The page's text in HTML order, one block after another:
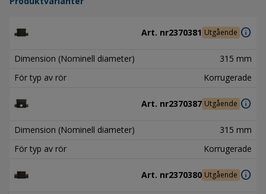
Art. nr2370381 Utgående info
Dimension (Nominell diameter)
315 mm
För typ av rör
Korrugerade
Art. nr2370387 Utgående info
Dimension (Nominell diameter)
315 mm
För typ av rör
Korrugerade
Art. nr2370380 Utgående info